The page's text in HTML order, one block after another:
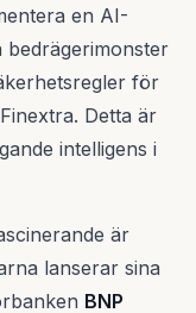
en AI-
bedrägerimonster
för
Detta är
intelligens i
är
lanserar sina
BNP